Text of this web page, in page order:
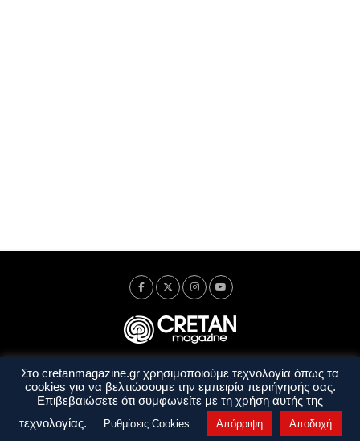
Ταυτότητα Πολιτική Απορρήτου
Όροι Χρήσης
Όροι και Προϋποθέσεις
Στο cretanmagazine.gr χρησιμοποιούμε τεχνολογία όπως τα
cookies για να βελτιώσουμε την εμπειρία περιήγησής σας.
Επιβεβαιώσετε ότι συμφωνείτε με τη χρήση αυτής της
τεχνολογίας.
Ρυθμίσεις Cookies Απόρριψη Αποδοχή